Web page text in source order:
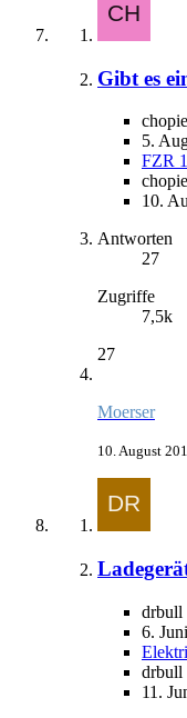
Gibt es
chopie
5.
FZR
chopie
10.
Antworten
27
Zugriffe
7,5k
27
Moerser
10. August
drbull
6.
drbull
11.